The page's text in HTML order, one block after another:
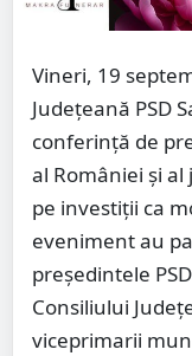
Vineri, 19
Județeană PSD
conferință de
al României și
pe investiții ca
eveniment au
președintele
Consiliului
viceprimarii